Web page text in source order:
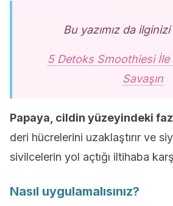
Bu yazımız da
5 Detoks Smoothiesi İle
Savaşın
Papaya, cildin yüzeyindeki
deri hücrelerini uzaklaştırır ve
sivilcelerin yol açtığı iltihaba
Nasıl uygulamalısınız?